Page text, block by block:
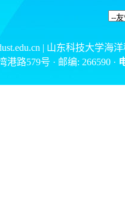
| 山东科技大学海
路579号 · 邮编: 266590 ·